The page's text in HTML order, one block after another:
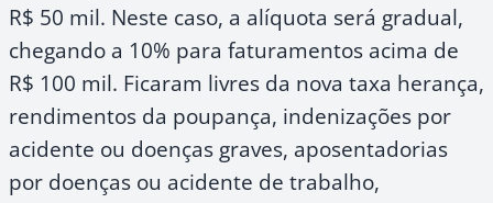
R$ 50 mil. Neste caso, a alíquota será gradual,
chegando a 10% para faturamentos acima de
R$ 100 mil. Ficaram livres da nova taxa herança,
rendimentos da poupança, indenizações por
acidente ou doenças graves, aposentadorias
por doenças ou acidente de trabalho,